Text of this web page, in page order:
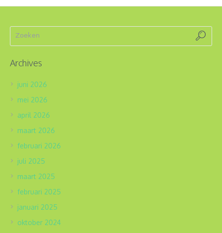
Archives
juni 2026
mei 2026
april 2026
maart 2026
februari 2026
juli 2025
maart 2025
februari 2025
januari 2025
oktober 2024